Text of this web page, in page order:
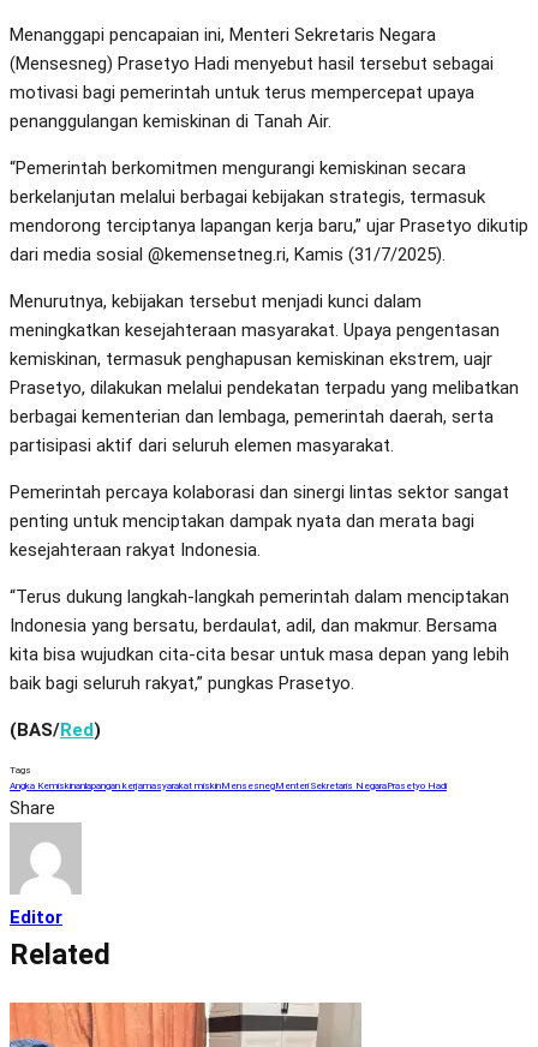
Menanggapi pencapaian ini, Menteri Sekretaris Negara
(Mensesneg) Prasetyo Hadi menyebut hasil tersebut sebagai
motivasi bagi pemerintah untuk terus mempercepat upaya
penanggulangan kemiskinan di Tanah Air.
“Pemerintah berkomitmen mengurangi kemiskinan secara
berkelanjutan melalui berbagai kebijakan strategis, termasuk
mendorong terciptanya lapangan kerja baru,” ujar Prasetyo dikutip
dari media sosial @kemensetneg.ri, Kamis (31/7/2025).
Menurutnya, kebijakan tersebut menjadi kunci dalam
meningkatkan kesejahteraan masyarakat. Upaya pengentasan
kemiskinan, termasuk penghapusan kemiskinan ekstrem, uajr
Prasetyo, dilakukan melalui pendekatan terpadu yang melibatkan
berbagai kementerian dan lembaga, pemerintah daerah, serta
partisipasi aktif dari seluruh elemen masyarakat.
Pemerintah percaya kolaborasi dan sinergi lintas sektor sangat
penting untuk menciptakan dampak nyata dan merata bagi
kesejahteraan rakyat Indonesia.
“Terus dukung langkah-langkah pemerintah dalam menciptakan
Indonesia yang bersatu, berdaulat, adil, dan makmur. Bersama
kita bisa wujudkan cita-cita besar untuk masa depan yang lebih
baik bagi seluruh rakyat,” pungkas Prasetyo.
(BAS/Red)
Tags
Angka Kemiskinanlapangan kerjamasyarakat miskinMensesnegMenteri Sekretaris NegaraPrasetyo Hadi
Share
Editor
Related